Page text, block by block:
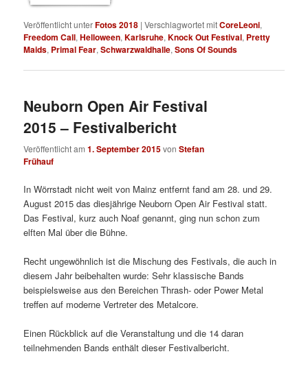
Veröffentlicht unterFotos 2018 |Verschlagwortet mitCoreLeoni,
Freedom Call,Helloween,Karlsruhe,Knock Out Festival, Pretty
Maids, Primal Fear,Schwarzwaldhalle,Sons Of Sounds
Neuborn Open Air Festival
2015 – Festivalbericht
Veröffentlicht am1. September 2015vonStefan
Frühauf
In Wörrstadt nicht weit von Mainz entfernt fand am 28. und 29.
August 2015 das diesjährige Neuborn Open Air Festival statt.
Das Festival, kurz auch Noaf genannt, ging nun schon zum
elften Mal über die Bühne.
Recht ungewöhnlich ist die Mischung des Festivals, die auch in
diesem Jahr beibehalten wurde: Sehr klassische Bands
beispielsweise aus den Bereichen Thrash- oder Power Metal
treffen auf moderne Vertreter des Metalcore.
Einen Rückblick auf die Veranstaltung und die 14 daran
teilnehmenden Bands enthält dieser Festivalbericht.